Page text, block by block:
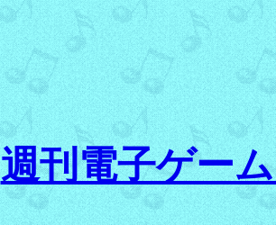
週刊電子ゲー